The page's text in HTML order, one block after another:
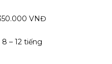
VNĐ
8 – 12 tiếng